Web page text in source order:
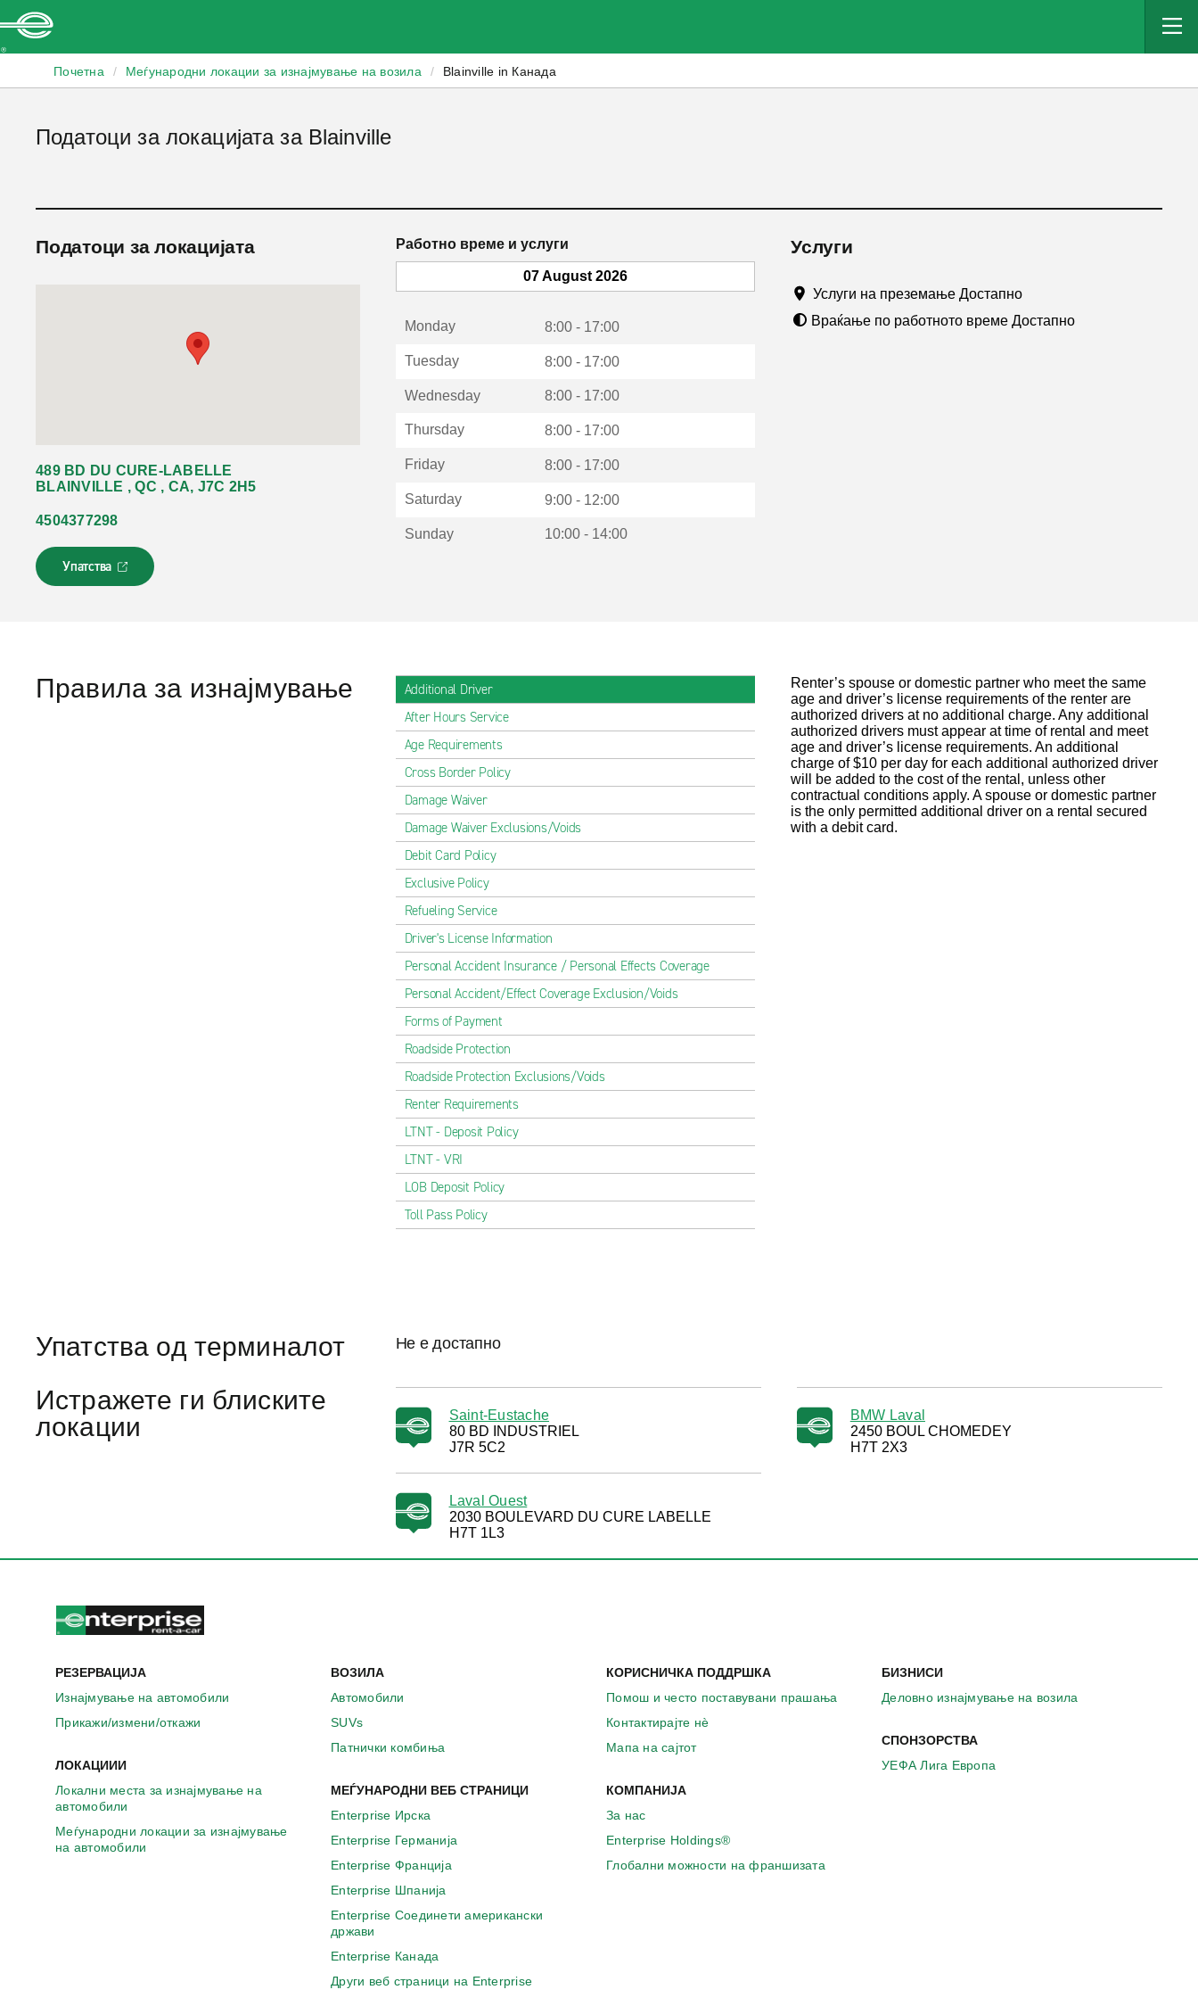
Почетна / Меѓународни локации за изнајмување на возила / Blainville in Канада
Податоци за локацијата за Blainville
Податоци за локацијата
489 BD DU CURE-LABELLE
BLAINVILLE , QC , CA, J7C 2H5
4504377298
Упатства
Л
и
е
Работно време и услуги
07 August 2026
Monday 8:00 - 17:00
Tuesday 8:00 - 17:00
Wednesday 8:00 - 17:00
Thursday 8:00 - 17:00
Friday 8:00 - 17:00
Saturday 9:00 - 12:00
Sunday 10:00 - 14:00
Услуги
Услуги на преземање Достапно
Враќање по работното време Достапно
Правила за изнајмување
Additional Driver
After Hours Service
Age Requirements
Cross Border Policy
Damage Waiver
Damage Waiver Exclusions/Voids
Debit Card Policy
Exclusive Policy
Refueling Service
Driver's License Information
Personal Accident Insurance / Personal Effects Coverage
Personal Accident/Effect Coverage Exclusion/Voids
Forms of Payment
Roadside Protection
Roadside Protection Exclusions/Voids
Renter Requirements
LTNT - Deposit Policy
LTNT - VRI
LOB Deposit Policy
Toll Pass Policy
Renter’s spouse or domestic partner who meet the same
age and driver’s license requirements of the renter are
authorized drivers at no additional charge. Any additional
authorized drivers must appear at time of rental and meet
age and driver’s license requirements. An additional
charge of $10 per day for each additional authorized driver
will be added to the cost of the rental, unless other
contractual conditions apply. A spouse or domestic partner
is the only permitted additional driver on a rental secured
with a debit card.
Упатства од терминалот Не е достапно
Истражете ги блиските
локации
Saint-Eustache
80 BD INDUSTRIEL
J7R 5C2
BMW Laval
2450 BOUL CHOMEDEY
H7T 2X3
Laval Ouest
2030 BOULEVARD DU CURE LABELLE
H7T 1L3
РЕЗЕРВАЦИЈА
Изнајмување на автомобили
Прикажи/измени/откажи
ЛОКАЦИИИ
Локални места за изнајмување на
автомобили
Меѓународни локации за изнајмување
на автомобили
ВОЗИЛА
Автомобили
SUVs
Патнички комбиња
МЕЃУНАРОДНИ ВЕБ СТРАНИЦИ
Enterprise Ирска
Enterprise Германија
Enterprise Франција
Enterprise Шпанија
Enterprise Соединети американски
држави
Enterprise Канада
Други веб страници на Enterprise
КОРИСНИЧКА ПОДДРШКА
Помош и често поставувани прашања
Контактирајте нѐ
Мапа на сајтот
КОМПАНИЈА
За нас
Enterprise Holdings®
Глобални можности на франшизата
БИЗНИСИ
Деловно изнајмување на возила
СПОНЗОРСТВА
УЕФА Лига Европа